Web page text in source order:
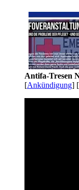
Antifa-Tresen
[Ankündigung] [